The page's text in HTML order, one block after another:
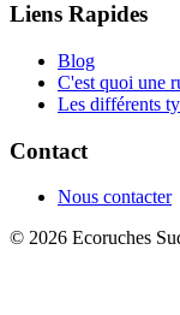
Liens Rapides
Blog
C'est quoi une
Les différents
Contact
Nous contacter
© 2026 Ecoruches